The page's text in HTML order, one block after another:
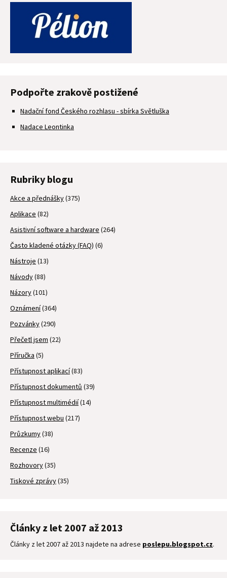
Podpořte zrakově postižené
Nadační fond Českého rozhlasu - sbírka Světluška
Nadace Leontinka
Rubriky blogu
Akce a přednášky(375)
Aplikace (82)
Asistivní software a hardware (264)
Často kladené otázky (FAQ) (6)
Nástroje (13)
Návody(88)
Názory(101)
Oznámení(364)
Pozvánky(290)
Přečetl jsem (22)
Příručka (5)
Přístupnost aplikací(83)
Přístupnost dokumentů (39)
Přístupnost multimédií(14)
Přístupnost webu (217)
Průzkumy(38)
Recenze (16)
Rozhovory(35)
Tiskové zprávy(35)
Články z let 2007 až 2013
Články z let 2007 až 2013 najdete na adrese poslepu.blogspot.cz.